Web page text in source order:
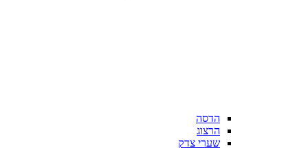
הדסה
הרצוג
שערי צדק